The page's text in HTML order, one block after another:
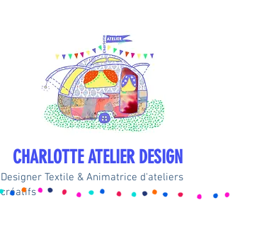
CHARLOTTE ATELIER DESIGN
Designer Textile & Animatrice d'ateliers
créatifs